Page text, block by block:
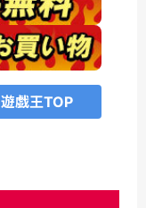
遊戯王TOP